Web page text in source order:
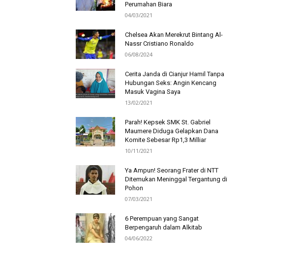
Perumahan Biara
04/03/2021
Chelsea Akan Merekrut Bintang Al-
Nassr Cristiano Ronaldo
06/08/2024
Cerita Janda di Cianjur Hamil Tanpa
Hubungan Seks: Angin Kencang
Masuk Vagina Saya
13/02/2021
Parah! Kepsek SMK St. Gabriel
Maumere Diduga Gelapkan Dana
Komite Sebesar Rp1,3 Milliar
10/11/2021
Ya Ampun! Seorang Frater di NTT
Ditemukan Meninggal Tergantung di
Pohon
07/03/2021
6 Perempuan yang Sangat
Berpengaruh dalam Alkitab
04/06/2022